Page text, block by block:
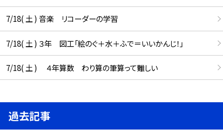
7/18( 土 ) 音楽 リコーダーの学習
7/18( 土 ) ３年 図工「絵のぐ＋水＋ふで＝いいかんじ！」
7/18( 土 ) ４年算数 わり算の筆算って難しい
過去記事